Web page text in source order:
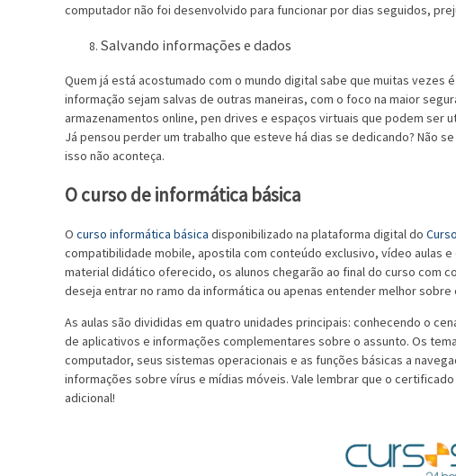
computador não foi desenvolvido para funcionar por dias seguidos,
Salvando informações e dados
Quem já está acostumado com o mundo digital sabe que muitas vezes
informação sejam salvas de outras maneiras, com o foco na maior
armazenamentos online, pen drives e espaços virtuais que podem ser
Já pensou perder um trabalho que esteve há dias se dedicando? Não
isso não aconteça.
O curso de informática básica
O curso informática básica disponibilizado na plataforma digital do
compatibilidade mobile, apostila com conteúdo exclusivo, vídeo aulas
material didático oferecido, os alunos chegarão ao final do curso com
deseja entrar no ramo da informática ou apenas entender melhor
As aulas são divididas em quatro unidades principais: conhecendo o
de aplicativos e informações complementares sobre o assunto. Os
computador, seus sistemas operacionais e as funções básicas a
informações sobre vírus e mídias móveis. Vale lembrar que o
adicional!